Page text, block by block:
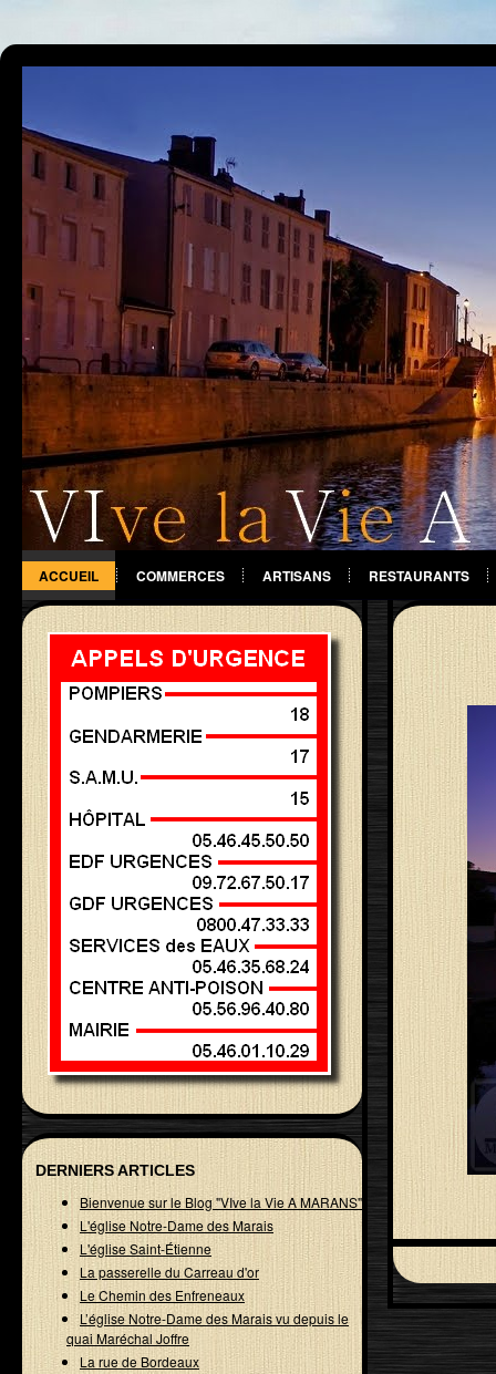
ACCUEIL COMMERCES ARTISANS RESTAURANTS
DIVERS
DERNIERS ARTICLES
Bienvenue sur le Blog "VIve la Vie A MARANS"
L'église Notre-Dame des Marais
L'église Saint-Étienne
La passerelle du Carreau d'or
Le Chemin des Enfreneaux
L’église Notre-Dame des Marais vu depuis le
quai Maréchal Joffre
La rue de Bordeaux